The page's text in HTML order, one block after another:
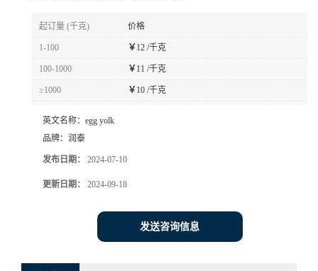
起订量 (千克) 价格
1-100 ￥ 12 /千克
100-1000 ￥ 11 /千克
≥1000 ￥ 10 /千克
英文名称： egg yolk
品牌： 润泰
发布日期： 2024-07-10
更新日期： 2024-09-18
发送咨询信息